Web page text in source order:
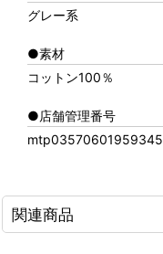
グレー系
●素材
コットン100％
●店舗管理番号
mtp03570601959345
関連商品